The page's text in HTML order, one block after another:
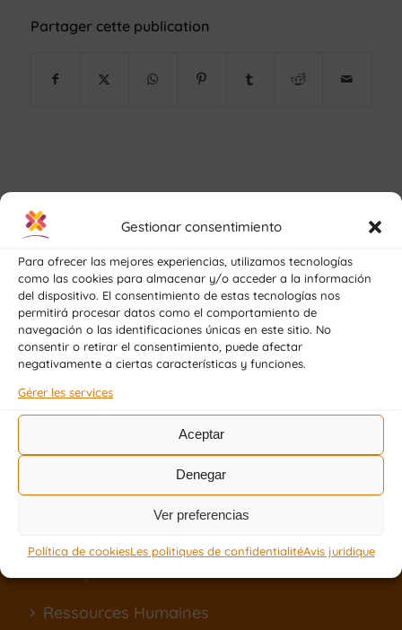
Gestionar consentimiento
Para ofrecer las mejores experiencias, utilizamos tecnologías
como las cookies para almacenar y/o acceder a la información
del dispositivo. El consentimiento de estas tecnologías nos
permitirá procesar datos como el comportamiento de
navegación o las identificaciones únicas en este sitio. No
consentir o retirar el consentimiento, puede afectar
negativamente a ciertas características y funciones.
Gérer les services
Aceptar
Denegar
Ver preferencias
Política de cookiesLes politiques de confidentialitéAvis juridique
Partager cette publication
Ressources Humaines